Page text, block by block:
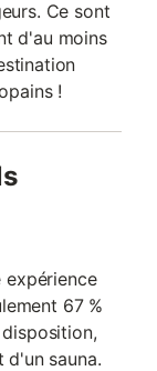
Ce sont
d'au moins
!
expérience
67 %
d'un sauna.